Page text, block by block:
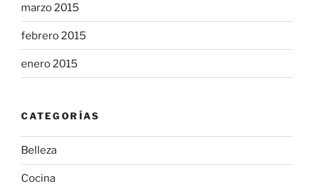
marzo 2015
febrero 2015
enero 2015
CATEGORÍAS
Belleza
Cocina